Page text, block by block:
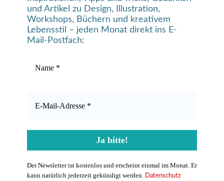
und Artikel zu Design, Illustration,
Workshops, Büchern und kreativem
Lebensstil – jeden Monat direkt ins E-
Mail-Postfach:
Der Newsletter ist kostenlos und erscheint einmal im Monat. Er
kann natürlich jederzeit gekündigt werden.
Datenschutz